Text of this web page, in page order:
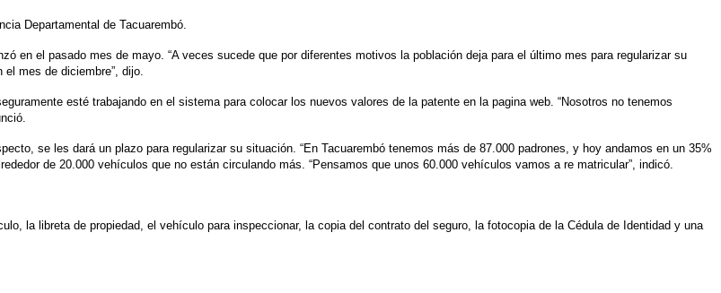
Departamental de Tacuarembó.
en el pasado mes de mayo. “A veces sucede que por diferentes motivos la población deja para el último mes para regularizar su
mes de diciembre”, dijo.
esté trabajando en el sistema para colocar los nuevos valores de la patente en la pagina web. “Nosotros no tenemos
se les dará un plazo para regularizar su situación. “En Tacuarembó tenemos más de 87.000 padrones, y hoy andamos en un 35%
de 20.000 vehículos que no están circulando más. “Pensamos que unos 60.000 vehículos vamos a re matricular”, indicó.
la libreta de propiedad, el vehículo para inspeccionar, la copia del contrato del seguro, la fotocopia de la Cédula de Identidad y una